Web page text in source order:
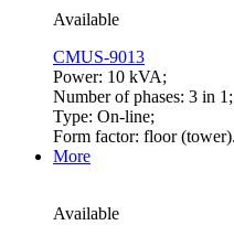
Available
CMUS-9013
Power: 10 kVA;
Number of phases: 3 in 1;
Type: On-line;
Form factor: floor (tower).
More
Available